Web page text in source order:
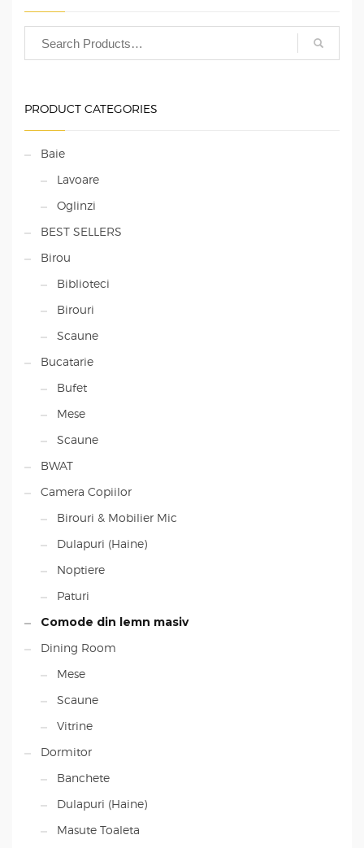
PRODUCT CATEGORIES
Baie
Lavoare
Oglinzi
BEST SELLERS
Birou
Biblioteci
Birouri
Scaune
Bucatarie
Bufet
Mese
Scaune
BWAT
Camera Copiilor
Birouri & Mobilier Mic
Dulapuri (Haine)
Noptiere
Paturi
Comode din lemn masiv
Dining Room
Mese
Scaune
Vitrine
Dormitor
Banchete
Dulapuri (Haine)
Masute Toaleta